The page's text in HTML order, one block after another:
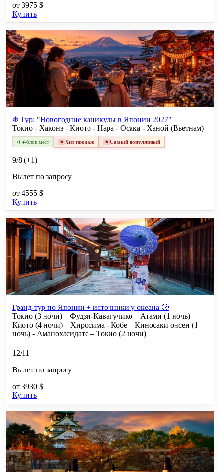
от 3975 $
Купить
❄ Тур: "Новогодние каникулы в Японии 2027"
Токио - Хаконэ - Киото - Нара - Осака - Ханой (Вьетнам)
✈✈блок мест Хит продаж Самый популярный
9/8 (+1)
Вылет по запросу
от 4555 $
Купить
Гранд-тур по Японии + источники у океана 🌝
Токио (3 ночи) – Фудзи-Кавагучико – Атами (1 ночь) –
Киото (4 ночи) – Хиросима - Кобе – Киносаки онсен (1
ночь) - Аманохасидате – Токио (2 ночи)
12/11
Вылет по запросу
от 3930 $
Купить